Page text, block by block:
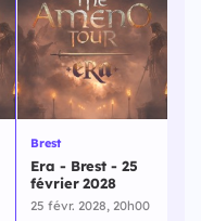
Brest
Era - Brest - 25
février 2028
25 févr. 2028, 20h00